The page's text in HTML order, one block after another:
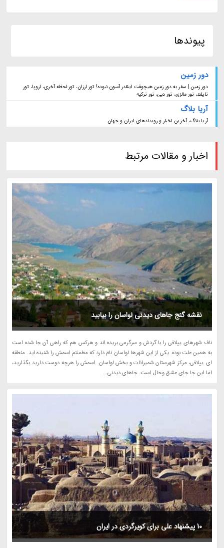
پیوندها
دور زمین
دور زمین | سفر به دور زمین هیچوقت اینقدر آسون نبوده! تور ارزان، تور لحظه آخری، اروپا، تور
تایلند، تور مالزی، تور دبی، تور ترکیه
آریا بلاگ
آریا بلاگ، آخرین اخبار و رویدادهای ایران و جهان
اخبار و مقالات مرتبط
نقشه گنج جاهای دیدنی لواسان را بیابید
ناف شهرهای ییلاقی را با گردش و سرگرمی بریده اند و هرکس هم که راهی آن جا شده است
به همین علت بوده. یکی از این شهرها لواسان نام دارد که مطمئنم اسمش را شنیده اید. منطقه
ای ییلاقی، مرکز شهرستان شمیرانات و بخش لواسان. اسمش را هرچه دوست دارید بگذارید،
اما این جا جای عشق وحال است. جاهای دیدنی...
10 پیشنهاد علی برای کویرگردی در ایران